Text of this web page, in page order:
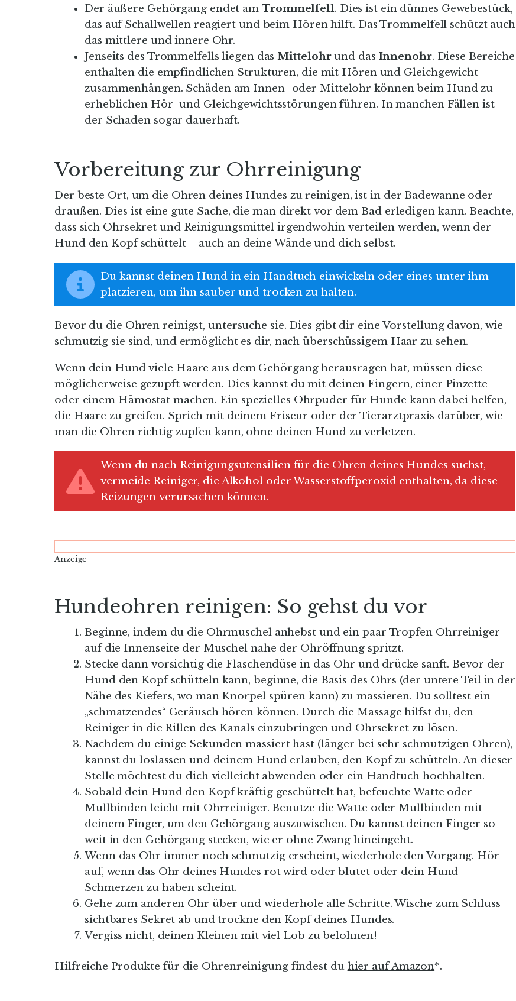
Der äußere Gehörgang endet am Trommelfell. Dies ist ein dünnes Gewebestück,
das auf Schallwellen reagiert und beim Hören hilft. Das Trommelfell schützt auch
das mittlere und innere Ohr.
Jenseits des Trommelfells liegen dasMittelohrund das Innenohr. Diese Bereiche
enthalten die empfindlichen Strukturen, die mit Hören und Gleichgewicht
zusammenhängen. Schäden am Innen- oder Mittelohr können beim Hund zu
erheblichen Hör- und Gleichgewichtsstörungen führen. In manchen Fällen ist
der Schaden sogar dauerhaft.
Vorbereitung zur Ohrreinigung
Der beste Ort, um die Ohren deines Hundes zu reinigen, ist in der Badewanne oder
draußen. Dies ist eine gute Sache, die man direkt vor dem Bad erledigen kann. Beachte,
dass sich Ohrsekret und Reinigungsmittel irgendwohin verteilen werden, wenn der
Hund den Kopf schüttelt – auch an deine Wände und dich selbst.
Du kannst deinen Hund in ein Handtuch einwickeln oder eines unter ihm
platzieren, um ihn sauber und trocken zu halten.
Bevor du die Ohren reinigst, untersuche sie. Dies gibt dir eine Vorstellung davon, wie
schmutzig sie sind, und ermöglicht es dir, nach überschüssigem Haar zu sehen.
Wenn dein Hund viele Haare aus dem Gehörgang herausragen hat, müssen diese
möglicherweise gezupft werden. Dies kannst du mit deinen Fingern, einer Pinzette
oder einem Hämostat machen. Ein spezielles Ohrpuder für Hunde kann dabei helfen,
die Haare zu greifen. Sprich mit deinem Friseur oder der Tierarztpraxis darüber, wie
man die Ohren richtig zupfen kann, ohne deinen Hund zu verletzen.
Wenn du nach Reinigungsutensilien für die Ohren deines Hundes suchst,
vermeide Reiniger, die Alkohol oder Wasserstoffperoxid enthalten, da diese
Reizungen verursachen können.
Anzeige
Hundeohren reinigen: So gehst du vor
Beginne, indem du die Ohrmuschel anhebst und ein paar Tropfen Ohrreiniger
auf die Innenseite der Muschel nahe der Ohröffnung spritzt.
Stecke dann vorsichtig die Flaschendüse in das Ohr und drücke sanft. Bevor der
Hund den Kopf schütteln kann, beginne, die Basis des Ohrs (der untere Teil in der
Nähe des Kiefers, wo man Knorpel spüren kann) zu massieren. Du solltest ein
„schmatzendes“ Geräusch hören können. Durch die Massage hilfst du, den
Reiniger in die Rillen des Kanals einzubringen und Ohrsekret zu lösen.
Nachdem du einige Sekunden massiert hast (länger bei sehr schmutzigen Ohren),
kannst du loslassen und deinem Hund erlauben, den Kopf zu schütteln. An dieser
Stelle möchtest du dich vielleicht abwenden oder ein Handtuch hochhalten.
Sobald dein Hund den Kopf kräftig geschüttelt hat, befeuchte Watte oder
Mullbinden leicht mit Ohrreiniger. Benutze die Watte oder Mullbinden mit
deinem Finger, um den Gehörgang auszuwischen. Du kannst deinen Finger so
weit in den Gehörgang stecken, wie er ohne Zwang hineingeht.
Wenn das Ohr immer noch schmutzig erscheint, wiederhole den Vorgang. Hör
auf, wenn das Ohr deines Hundes rot wird oder blutet oder dein Hund
Schmerzen zu haben scheint.
Gehe zum anderen Ohr über und wiederhole alle Schritte. Wische zum Schluss
sichtbares Sekret ab und trockne den Kopf deines Hundes.
Vergiss nicht, deinen Kleinen mit viel Lob zu belohnen!
Hilfreiche Produkte für die Ohrenreinigung findest du hier auf Amazon*.